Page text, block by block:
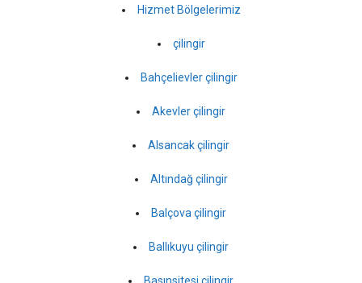
Hizmet Bölgelerimiz
çilingir
Bahçelievler çilingir
Akevler çilingir
Alsancak çilingir
Altındağ çilingir
Balçova çilingir
Ballıkuyu çilingir